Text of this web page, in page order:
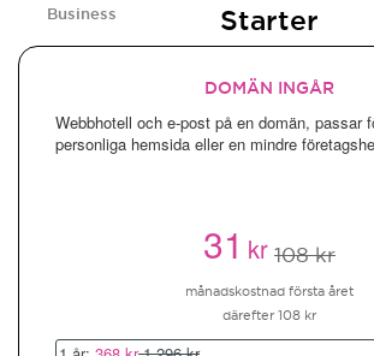
Business Starter
DOMÄN INGÅR
Webbhotell och e-post på en domän, passar
personliga hemsida eller en mindre
31kr 108 kr
månadskostnad första året
därefter 108 kr